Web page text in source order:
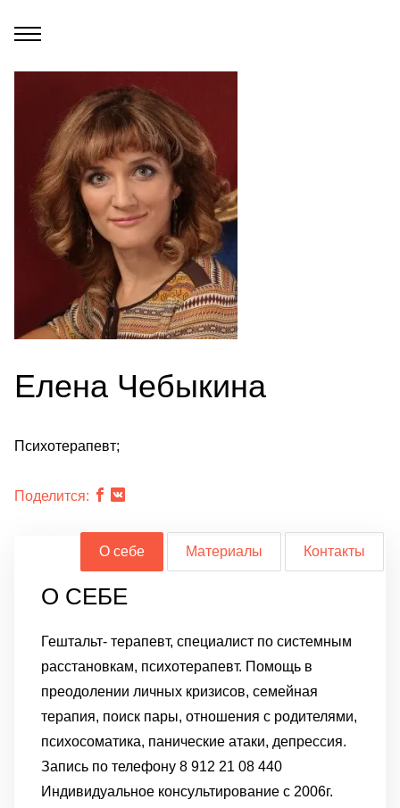
Елена Чебыкина
Психотерапевт;
Поделится:
О себе Материалы Контакты
О СЕБЕ
Гештальт- терапевт, специалист по системным
расстановкам, психотерапевт. Помощь в
преодолении личных кризисов, семейная
терапия, поиск пары, отношения с родителями,
психосоматика, панические атаки, депрессия.
Запись по телефону 8 912 21 08 440
Индивидуальное консультирование с 2006г.